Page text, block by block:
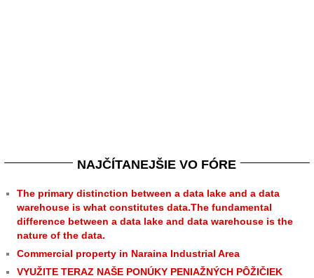
NAJČÍTANEJŠIE VO FÓRE
The primary distinction between a data lake and a data
warehouse is what constitutes data.The fundamental
difference between a data lake and data warehouse is the
nature of the data.
Commercial property in Naraina Industrial Area
VYUŽITE TERAZ NAŠE PONÚKY PENIAŽNÝCH PÔŽIČIEK